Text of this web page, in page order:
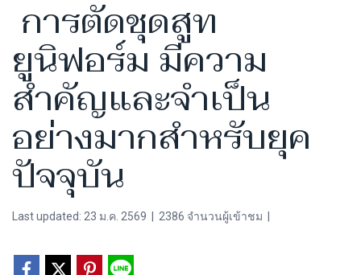
การตัดชุดสูท
ยูนิฟอร์ม มีความ
สำคัญและจำเป็น
อย่างมากสำหรับยุค
ปัจจุบัน
Last updated: 23 ม.ค. 2569 2386 จำนวนผู้เข้าชม